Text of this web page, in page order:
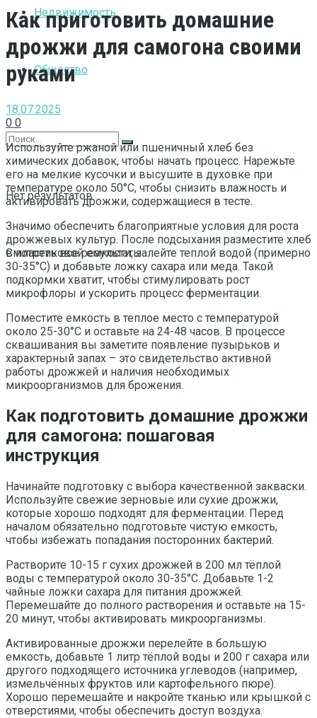
Недвижимость
Общество
Нет результатов
Смотреть все результаты
Как приготовить домашние
дрожжи для самогона своими
руками
18.07.2025
0 0
Используйте ржаной или пшеничный хлеб без
химических добавок, чтобы начать процесс. Нарежьте
его на мелкие кусочки и высушите в духовке при
температуре около 50°C, чтобы снизить влажность и
активировать дрожжи, содержащиеся в тесте.
Значимо обеспечить благоприятные условия для роста
дрожжевых культур. После подсыхания разместите хлеб
в пластиковой емкости, залейте теплой водой (примерно
30-35°C) и добавьте ложку сахара или меда. Такой
подкормки хватит, чтобы стимулировать рост
микрофлоры и ускорить процесс ферментации.
Поместите емкость в теплое место с температурой
около 25-30°C и оставьте на 24-48 часов. В процессе
сквашивания вы заметите появление пузырьков и
характерный запах – это свидетельство активной
работы дрожжей и наличия необходимых
микроорганизмов для брожения.
Как подготовить домашние дрожжи
для самогона: пошаговая
инструкция
Начинайте подготовку с выбора качественной закваски.
Используйте свежие зерновые или сухие дрожжи,
которые хорошо подходят для ферментации. Перед
началом обязательно подготовьте чистую емкость,
чтобы избежать попадания посторонних бактерий.
Растворите 10-15 г сухих дрожжей в 200 мл тёплой
воды с температурой около 30-35°C. Добавьте 1-2
чайные ложки сахара для питания дрожжей.
Перемешайте до полного растворения и оставьте на 15-
20 минут, чтобы активировать микроорганизмы.
Активированные дрожжи перелейте в большую
емкость, добавьте 1 литр тёплой воды и 200 г сахара или
другого подходящего источника углеводов (например,
измельчённых фруктов или картофельного пюре).
Хорошо перемешайте и накройте тканью или крышкой с
отверстиями, чтобы обеспечить доступ воздуха.